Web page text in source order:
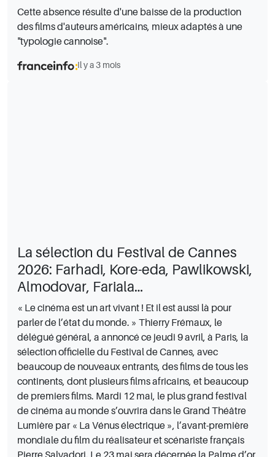
Cette absence résulte d'une baisse de la production
des films d'auteurs américains, mieux adaptés à une
"typologie cannoise".
Il y a 3 mois
La sélection du Festival de Cannes
2026: Farhadi, Kore-eda, Pawlikowski,
Almodovar, Fariala…
« Le cinéma est un art vivant ! Et il est aussi là pour
parler de l’état du monde. » Thierry Frémaux, le
délégué général, a annoncé ce jeudi 9 avril, à Paris, la
sélection officielle du Festival de Cannes, avec
beaucoup de nouveaux entrants, des films de tous les
continents, dont plusieurs films africains, et beaucoup
de premiers films. Mardi 12 mai, le plus grand festival
de cinéma au monde s’ouvrira dans le Grand Théâtre
Lumière par « La Vénus électrique », l’avant-première
mondiale du film du réalisateur et scénariste français